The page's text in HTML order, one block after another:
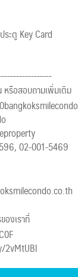
ะตู Key Card
หรือสอบถามเพิ่มเติม
02-001-5469
องเราที่
2vMtUBl